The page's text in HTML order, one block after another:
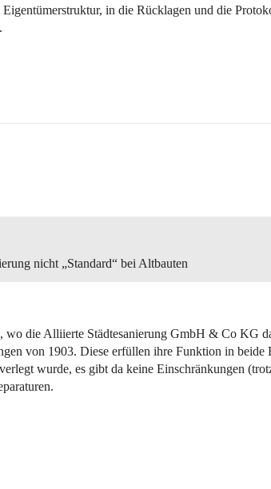
in die Rücklagen und die
nicht „Standard“ bei Altbauten
wo die Alliierte Städtesanierung GmbH & Co KG
von 1903. Diese erfüllen ihre Funktion in beide
wurde, es gibt da keine Einschränkungen